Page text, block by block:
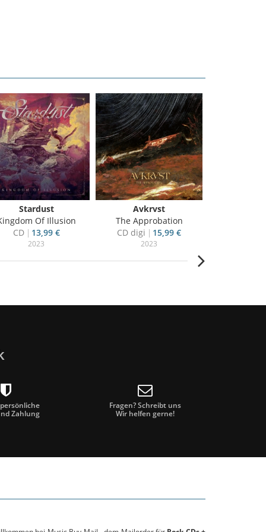
Stardust
Of Illusion
CD
13,99 €
2023
Avkrvst
The Approbation
CD digi
15,99 €
2023
Zahlung
Fragen? Schreibt uns
Wir helfen gerne!